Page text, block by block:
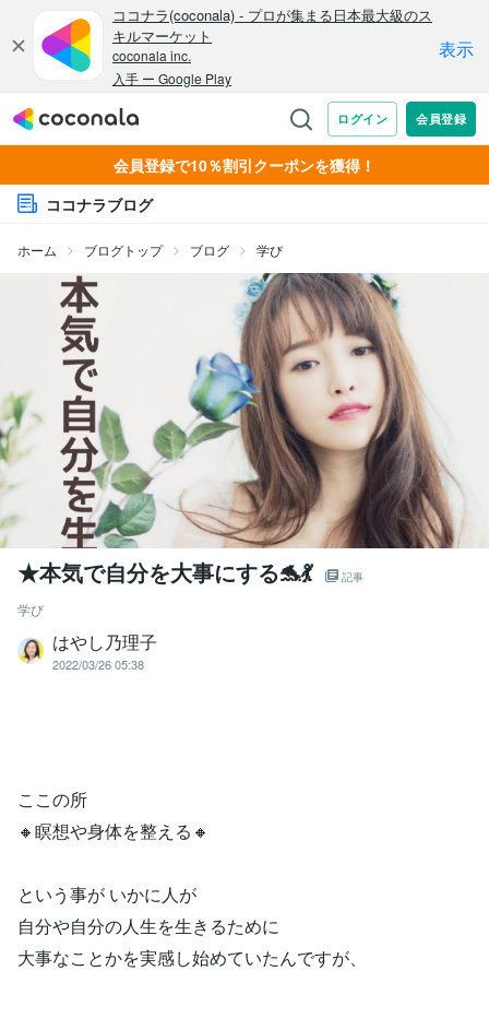
会員登録で10％割引クーポンを獲得！
ココナラブログ
ホーム ブログトップ ブログ 学び
★本気で自分を大事にする🐬💃 記事
学び
はやし乃理子
2022/03/26 05:38
ここの所
🔸瞑想や身体を整える🔸
という事が いかに人が
自分や自分の人生を生きるために
大事なことかを実感し始めていたんですが、